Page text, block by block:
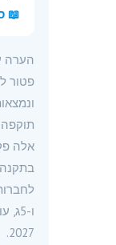
📖
פטור
אלה
2027.